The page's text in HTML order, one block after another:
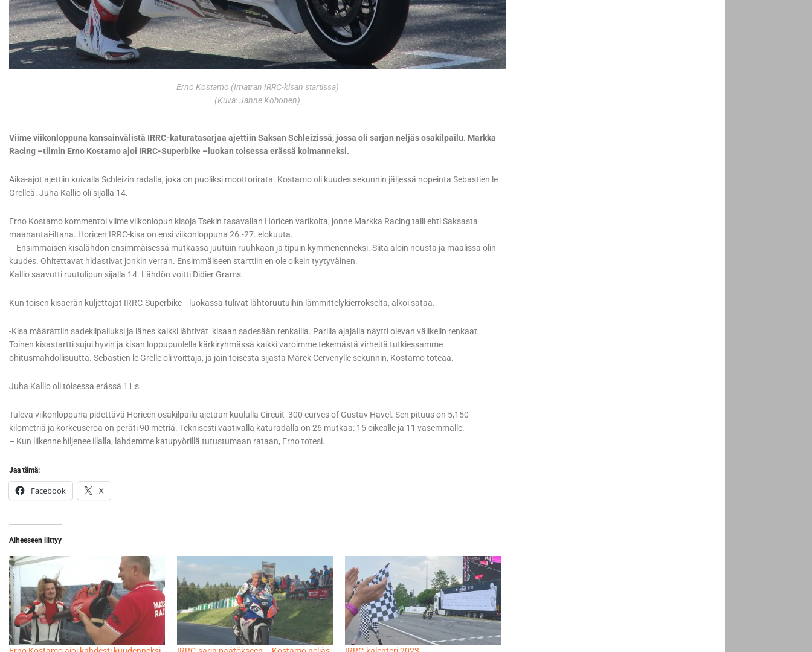
Erno Kostamo (Imatran IRRC-kisan startissa)
(Kuva: Janne Kohonen)
Viime viikonloppuna kansainvälistä IRRC-katuratasarjaa ajettiin Saksan Schleizissä, jossa oli sarjan neljäs osakilpailu. Markka
Racing –tiimin Erno Kostamo ajoi IRRC-Superbike –luokan toisessa erässä kolmanneksi.
Aika-ajot ajettiin kuivalla Schleizin radalla, joka on puoliksi moottorirata. Kostamo oli kuudes sekunnin jäljessä nopeinta Sebastien le
Grelleä. Juha Kallio oli sijalla 14.
Erno Kostamo kommentoi viime viikonlopun kisoja Tsekin tasavallan Horicen varikolta, jonne Markka Racing talli ehti Saksasta
maanantai-iltana. Horicen IRRC-kisa on ensi viikonloppuna 26.-27. elokuuta.
– Ensimmäisen kisalähdön ensimmäisessä mutkassa juutuin ruuhkaan ja tipuin kymmenenneksi. Siitä aloin nousta ja maalissa olin
kuudes. Ohitettavat hidastivat jonkin verran. Ensimmäiseen starttiin en ole oikein tyytyväinen.
Kallio saavutti ruutulipun sijalla 14. Lähdön voitti Didier Grams.
Kun toisen kisaerän kuljettajat IRRC-Superbike –luokassa tulivat lähtöruutuihin lämmittelykierrokselta, alkoi sataa.
-Kisa määrättiin sadekilpailuksi ja lähes kaikki lähtivät kisaan sadesään renkailla. Parilla ajajalla näytti olevan välikelin renkaat.
Toinen kisastartti sujui hyvin ja kisan loppupuolella kärkiryhmässä kaikki varoimme tekemästä virheitä tutkiessamme
ohitusmahdollisuutta. Sebastien le Grelle oli voittaja, ja jäin toisesta sijasta Marek Cervenylle sekunnin, Kostamo toteaa.
Juha Kallio oli toisessa erässä 11:s.
Tuleva viikonloppuna pidettävä Horicen osakilpailu ajetaan kuululla Circuit 300 curves of Gustav Havel. Sen pituus on 5,150
kilometriä ja korkeuseroa on peräti 90 metriä. Teknisesti vaativalla katuradalla on 26 mutkaa: 15 oikealle ja 11 vasemmalle.
– Kun liikenne hiljenee illalla, lähdemme katupyörillä tutustumaan rataan, Erno totesi.
Jaa tämä:
Facebook X
Aiheeseen liittyy